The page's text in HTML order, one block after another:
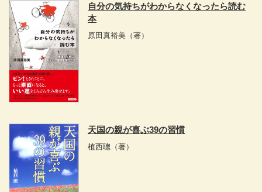
自分の気持ちがわからなくなったら読む
本
原田真裕美 （著）
天国の親が喜ぶ39の習慣
植西聰 （著）